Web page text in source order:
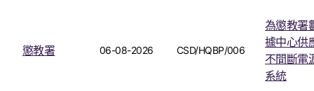
懲教署 06-08-2026 CSD/HQBP/006
為懲教署
據中心供
不間斷電
系統